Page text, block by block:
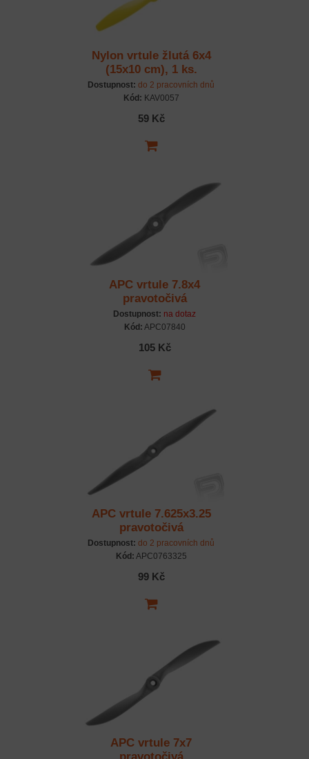
Nylon vrtule žlutá 6x4
(15x10 cm), 1 ks.
Dostupnost: do 2 pracovních dnů
Kód: KAV0057
59 Kč
APC vrtule 7.8x4
pravotočivá
Dostupnost: na dotaz
Kód: APC07840
105 Kč
APC vrtule 7.625x3.25
pravotočivá
Dostupnost: do 2 pracovních dnů
Kód: APC0763325
99 Kč
APC vrtule 7x7